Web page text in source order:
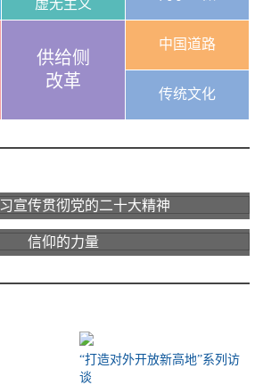
虚无主义
供给侧
改革
中国道路
传统文化
宣传贯彻党的二十大精神
信仰的力量
“打造对外开放新高地”系列访
谈